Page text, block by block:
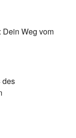
Dein Weg vom
des